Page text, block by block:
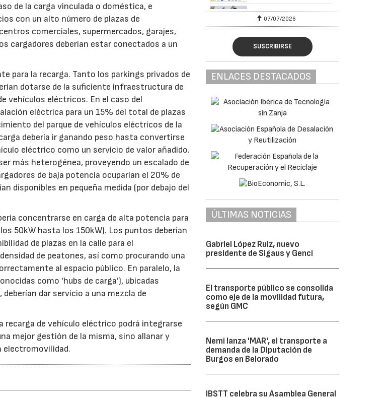
de la carga vinculada o doméstica, e
con un alto número de plazas de
comerciales, supermercados, garajes,
cargadores deberían estar conectados a un
para la recarga. Tanto los parkings privados de
dotarse de la suficiente infraestructura de
vehículos eléctricos. En el caso del
eléctrica para un 15% del total de plazas
del parque de vehículos eléctricos de la
debería ir ganando peso hasta convertirse
eléctrico como un servicio de valor añadido.
más heterogénea, proveyendo un escalado de
de baja potencia ocuparían el 20% de
disponibles en pequeña medida (por debajo del
concentrarse en carga de alta potencia para
50kW hasta los 150kW). Los puntos deberían
de plazas en la calle para el
de peatones, así como procurando una
al espacio público. En paralelo, la
como ‘hubs de carga’), ubicadas
dar servicio a una mezcla de
recarga de vehículo eléctrico podrá integrarse
mejor gestión de la misma, sino allanar y
electromovilidad.
07/2026 21/07/2026 07/07/2026
SUSCRIBIRSE
ENLACES DESTACADOS
ÚLTIMAS NOTICIAS
Gabriel López Ruiz, nuevo
presidente de Sigaus y Genci
El transporte público se consolida
como eje de la movilidad futura,
según GMC
Nemi lanza 'MAR', el transporte a
demanda de la Diputación de
Burgos en Belorado
IBSTT celebra su Asamblea General